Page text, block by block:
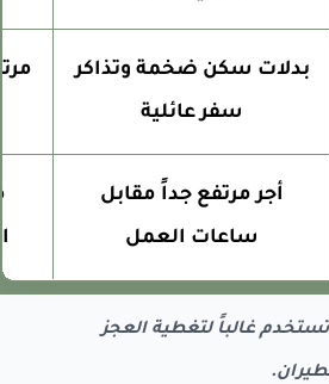
بدلات سكن ضخمة وتذاكر
سفر عائلية
أجر مرتفع جداً مقابل
ساعات العمل
غالباً لتغطية العجز